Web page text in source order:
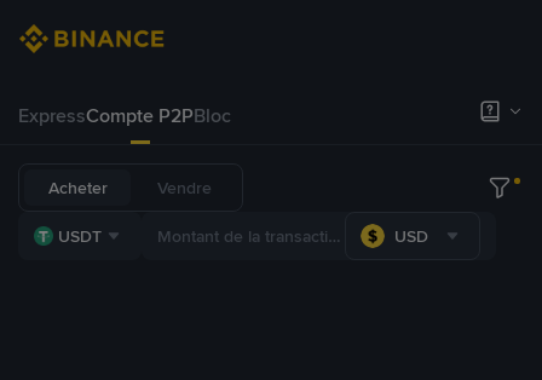
ExpressCompte P2PBloc
Acheter Vendre
USDT USD